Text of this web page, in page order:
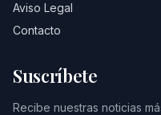
Aviso Legal
Contacto
Suscríbete
Recibe nuestras noticias